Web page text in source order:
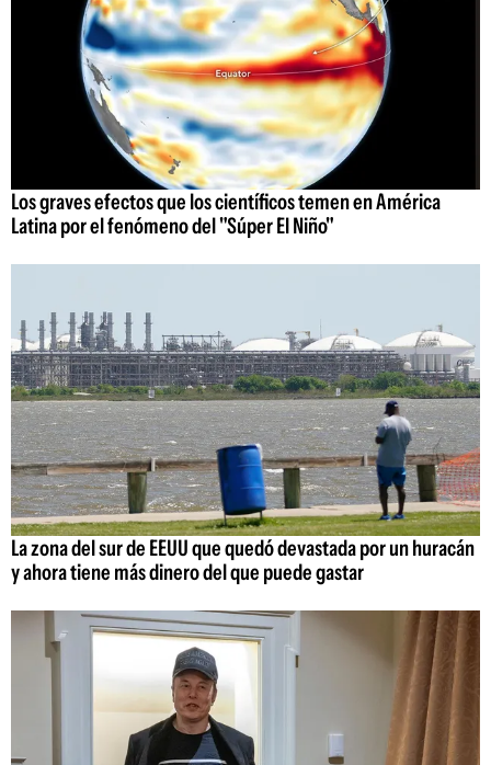
Los graves efectos que los científicos temen en América
Latina por el fenómeno del "Súper El Niño"
La zona del sur de EEUU que quedó devastada por un huracán
y ahora tiene más dinero del que puede gastar